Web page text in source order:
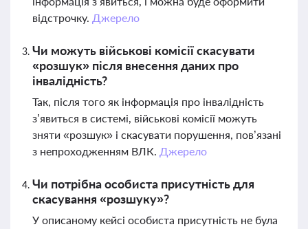
відстрочку. Джерело
Чи можуть військові комісії скасувати
«розшук» після внесення даних про
інвалідність?
Так, після того як інформація про інвалідність
з’явиться в системі, військові комісії можуть
зняти «розшук» і скасувати порушення, пов’язані
з непроходженням ВЛК. Джерело
Чи потрібна особиста присутність для
скасування «розшуку»?
У описаному кейсі особиста присутність не була